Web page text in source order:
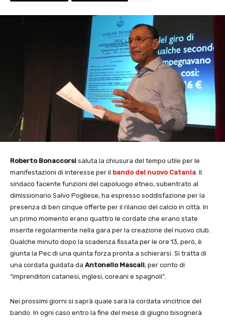
Roberto Bonaccorsi saluta la chiusura del tempo utile per le
manifestazioni di interesse per il bando del nuovo Catania. Il
sindaco facente funzioni del capoluogo etneo, subentrato al
dimissionario Salvo Pogliese, ha espresso soddisfazione per la
presenza di ben cinque offerte per il rilancio del calcio in città. In
un primo momento erano quattro le cordate che erano state
inserite regolarmente nella gara per la creazione del nuovo club.
Qualche minuto dopo la scadenza fissata per le ore 13, però, è
giunta la Pec di una quinta forza pronta a schierarsi. Si tratta di
una cordata guidata da Antonello Mascali, per conto di
“imprenditori catanesi, inglesi, coreani e spagnoli”.
Nei prossimi giorni si saprà quale sarà la cordata vincitrice del
bando. In ogni caso entro la fine del mese di giugno bisognerà